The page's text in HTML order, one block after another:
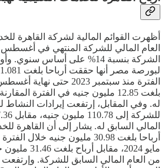
أظهرت القوائم المالية لشركة القاهرة
العام المالي للشركة المنتهي في أغسطس
الشركة بنسبة 14% على أساس
بلغت 12.85 مليون جنيه في الفترة
له. وفي المقابل، إرتفعت إيرادات النشاط
المالي السابق له. يشار إلى أن القاهرة
مايو 2024،
من العام المالي السابق للشركة.